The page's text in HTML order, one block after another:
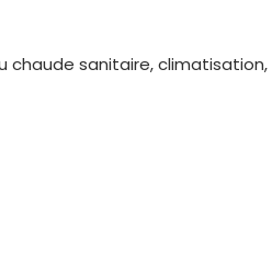
chaude sanitaire, climatisation,